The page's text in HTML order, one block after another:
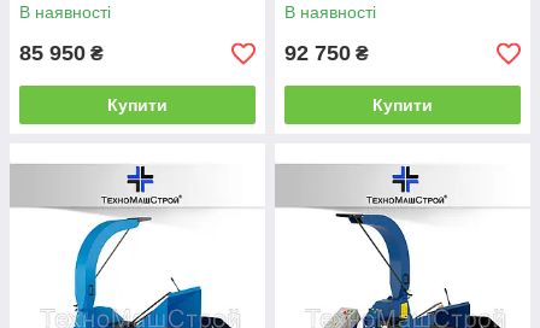
В наявності
85 950 ₴
Купити
В наявності
92 750 ₴
Купити